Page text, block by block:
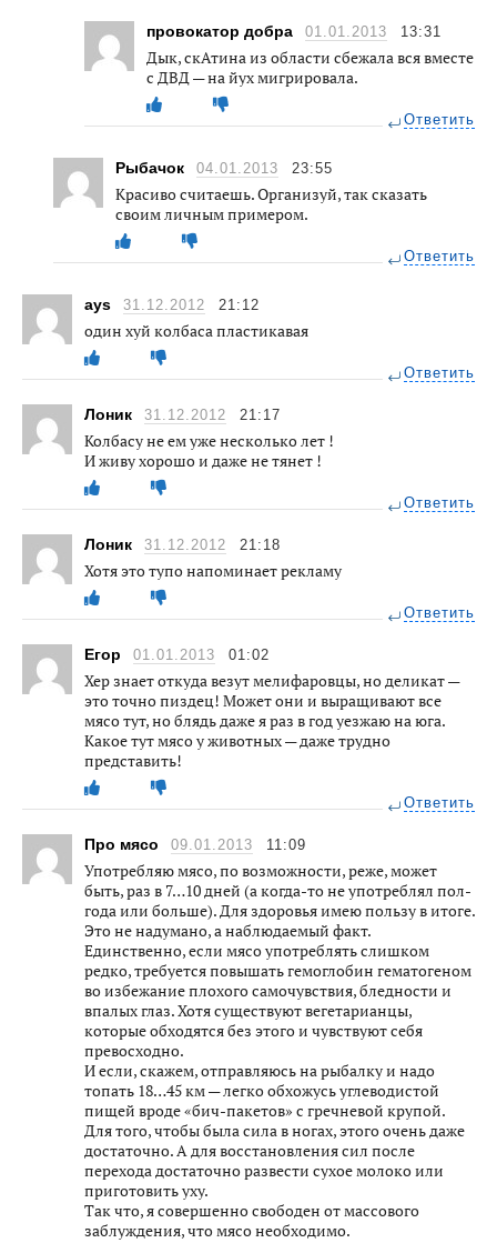
провокатор добра 01.01.2013 13:31
Дык, скАтина из области сбежала вся вместе
с ДВД — на йух мигрировала.
Ответить
Рыбачок 04.01.2013 23:55
Красиво считаешь. Организуй, так сказать
своим личным примером.
Ответить
ays 31.12.2012 21:12
один хуй колбаса пластикавая
Ответить
Лоник 31.12.2012 21:17
Колбасу не ем уже несколько лет !
И живу хорошо и даже не тянет !
Ответить
Лоник 31.12.2012 21:18
Хотя это тупо напоминает рекламу
Ответить
Егор 01.01.2013 01:02
Хер знает откуда везут мелифаровцы, но деликат —
это точно пиздец! Может они и выращивают все
мясо тут, но блядь даже я раз в год уезжаю на юга.
Какое тут мясо у животных — даже трудно
представить!
Ответить
Про мясо 09.01.2013 11:09
Употребляю мясо, по возможности, реже, может
быть, раз в 7…10 дней (а когда-то не употреблял пол-
года или больше). Для здоровья имею пользу в итоге.
Это не надумано, а наблюдаемый факт.
Единственно, если мясо употреблять слишком
редко, требуется повышать гемоглобин гематогеном
во избежание плохого самочувствия, бледности и
впалых глаз. Хотя существуют вегетарианцы,
которые обходятся без этого и чувствуют себя
превосходно.
И если, скажем, отправляюсь на рыбалку и надо
топать 18…45 км — легко обхожусь углеводистой
пищей вроде «бич-пакетов» с гречневой крупой.
Для того, чтобы была сила в ногах, этого очень даже
достаточно. А для восстановления сил после
перехода достаточно развести сухое молоко или
приготовить уху.
Так что, я совершенно свободен от массового
заблуждения, что мясо необходимо.